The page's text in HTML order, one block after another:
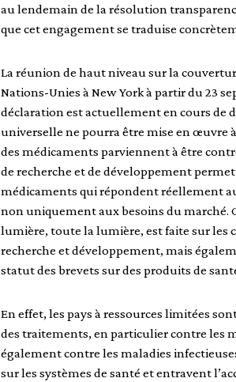
au lendemain de la résolution
que cet engagement se traduise
La réunion de haut niveau sur la
Nations-Unies à New York à partir du 23
déclaration est actuellement en cours de
universelle ne pourra être mise en œuvre
des médicaments parviennent à être
de recherche et de développement
médicaments qui répondent réellement
non uniquement aux besoins du marché.
lumière, toute la lumière, est faite sur les
recherche et développement, mais
statut des brevets sur des produits de
En effet, les pays à ressources limitées
des traitements, en particulier contre les
également contre les maladies
sur les systèmes de santé et entravent